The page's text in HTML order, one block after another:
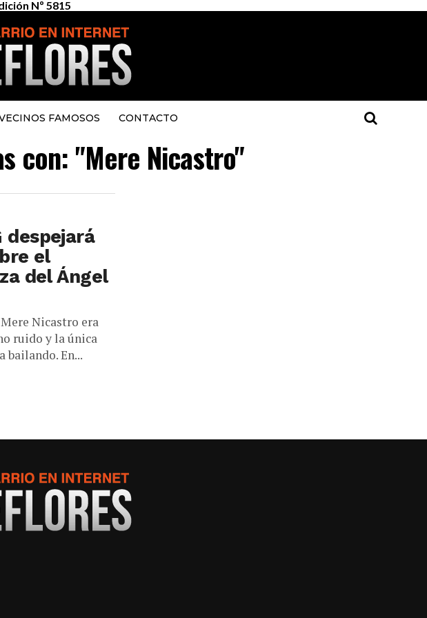
Nº 5815
FAMOSOS CONTACTO
con: "Mere Nicastro"
despejará
el
del Ángel
Nicastro era
ruido y la única
bailando. En...